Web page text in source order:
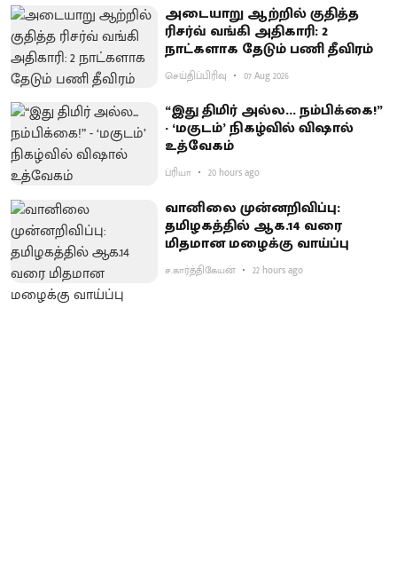
அடையாறு ஆற்றில் குதித்த
ரிசர்வ் வங்கி அதிகாரி: 2
நாட்களாக தேடும் பணி தீவிரம்
செய்திப்பிரிவு 07 Aug 2026
“இது திமிர் அல்ல... நம்பிக்கை!”
- ‘மகுடம்’ நிகழ்வில் விஷால்
உத்வேகம்
ப்ரியா 20 hours ago
வானிலை முன்னறிவிப்பு:
தமிழகத்தில் ஆக.14 வரை
மிதமான மழைக்கு வாய்ப்பு
ச.கார்த்திகேயன் 22 hours ago